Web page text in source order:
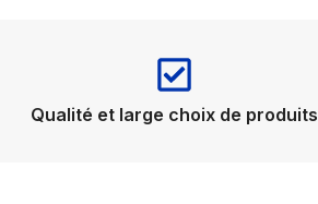
Qualité et large choix de produits